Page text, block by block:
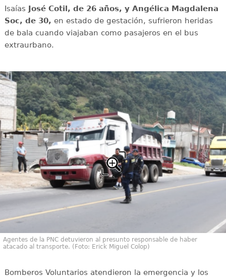
Isaías José Cotil, de 26 años, y Angélica Magdalena
Soc, de 30, en estado de gestación, sufrieron heridas
de bala cuando viajaban como pasajeros en el bus
extraurbano.
Agentes de la PNC detuvieron al presunto responsable de haber
atacado al transporte. (Foto: Erick Miguel Colop)
Bomberos Voluntarios atendieron la emergencia y los